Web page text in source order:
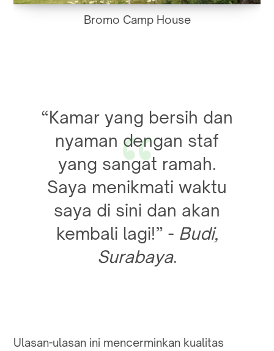
Bromo Camp House
“Kamar yang bersih dan
nyaman dengan staf
yang sangat ramah.
Saya menikmati waktu
saya di sini dan akan
kembali lagi!” - Budi,
Surabaya.
Ulasan-ulasan ini mencerminkan kualitas